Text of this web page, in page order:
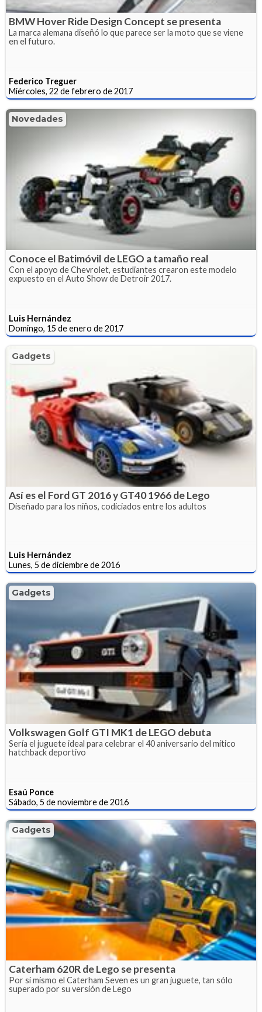
BMW Hover Ride Design Concept se presenta
La marca alemana diseñó lo que parece ser la moto que se viene
en el futuro.
Federico Treguer
Miércoles, 22 de febrero de 2017
Novedades
Conoce el Batimóvil de LEGO a tamaño real
Con el apoyo de Chevrolet, estudiantes crearon este modelo
expuesto en el Auto Show de Detroir 2017.
Luis Hernández
Domingo, 15 de enero de 2017
Gadgets
Así es el Ford GT 2016 y GT40 1966 de Lego
Diseñado para los niños, codiciados entre los adultos
Luis Hernández
Lunes, 5 de diciembre de 2016
Gadgets
Volkswagen Golf GTI MK1 de LEGO debuta
Sería el juguete ideal para celebrar el 40 aniversario del mítico
hatchback deportivo
Esaú Ponce
Sábado, 5 de noviembre de 2016
Gadgets
Caterham 620R de Lego se presenta
Por sí mismo el Caterham Seven es un gran juguete, tan sólo
superado por su versión de Lego